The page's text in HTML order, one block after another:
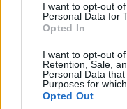
I want to opt-out
Personal Data for
Opted In
I want to opt-out
Retention, Sale,
Personal Data
Purposes for
Opted Out